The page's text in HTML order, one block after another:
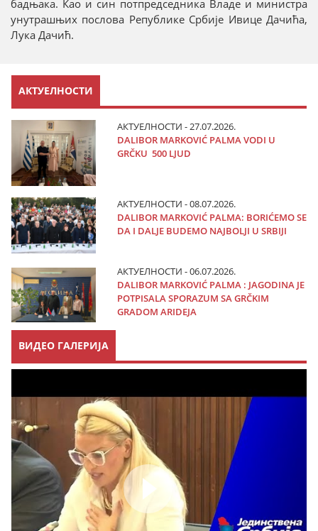
бадњака. Као и син потпредседника Владе и министра
унутрашњих послова Републике Србије Ивице Дачића,
Лука Дачић.
АКТУЕЛНОСТИ
АКТУЕЛНОСТИ - 27.07.2026.
DALIBOR MARKOVIĆ PALMA VODI U
GRČKU 500 LJUD
АКТУЕЛНОСТИ - 08.07.2026.
DALIBOR MARKOVIĆ PALMA: BORIĆEMO SE
DA I DALJE BUDEMO NAJBOLJI U SRBIJI
АКТУЕЛНОСТИ - 06.07.2026.
DALIBOR MARKOVIĆ PALMA : JAGODINA JE
POTPISALA SPORAZUM SA GRČKIM
GRADOM ARIDEJA
ВИДЕО ГАЛЕРИЈА